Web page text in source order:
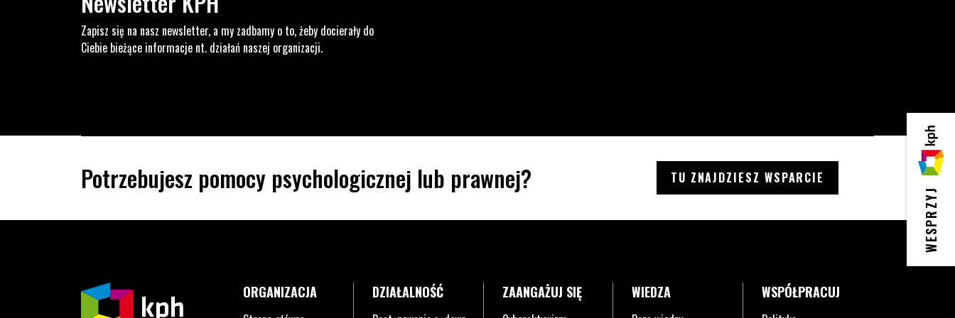
WESPRZYJ
KPH
Zapisz się na nasz newsletter, a my zadbamy o to, żeby docierały do
Ciebie bieżące informacje nt. działań naszej organizacji.
Potrzebujesz pomocy psychologicznej lub prawnej? TU ZNAJDZIESZ WSPARCIE
ORGANIZACJA DZIAŁALNOŚĆ ZAANGAŻUJ SIĘ WIEDZA WSPÓŁPRACUJ